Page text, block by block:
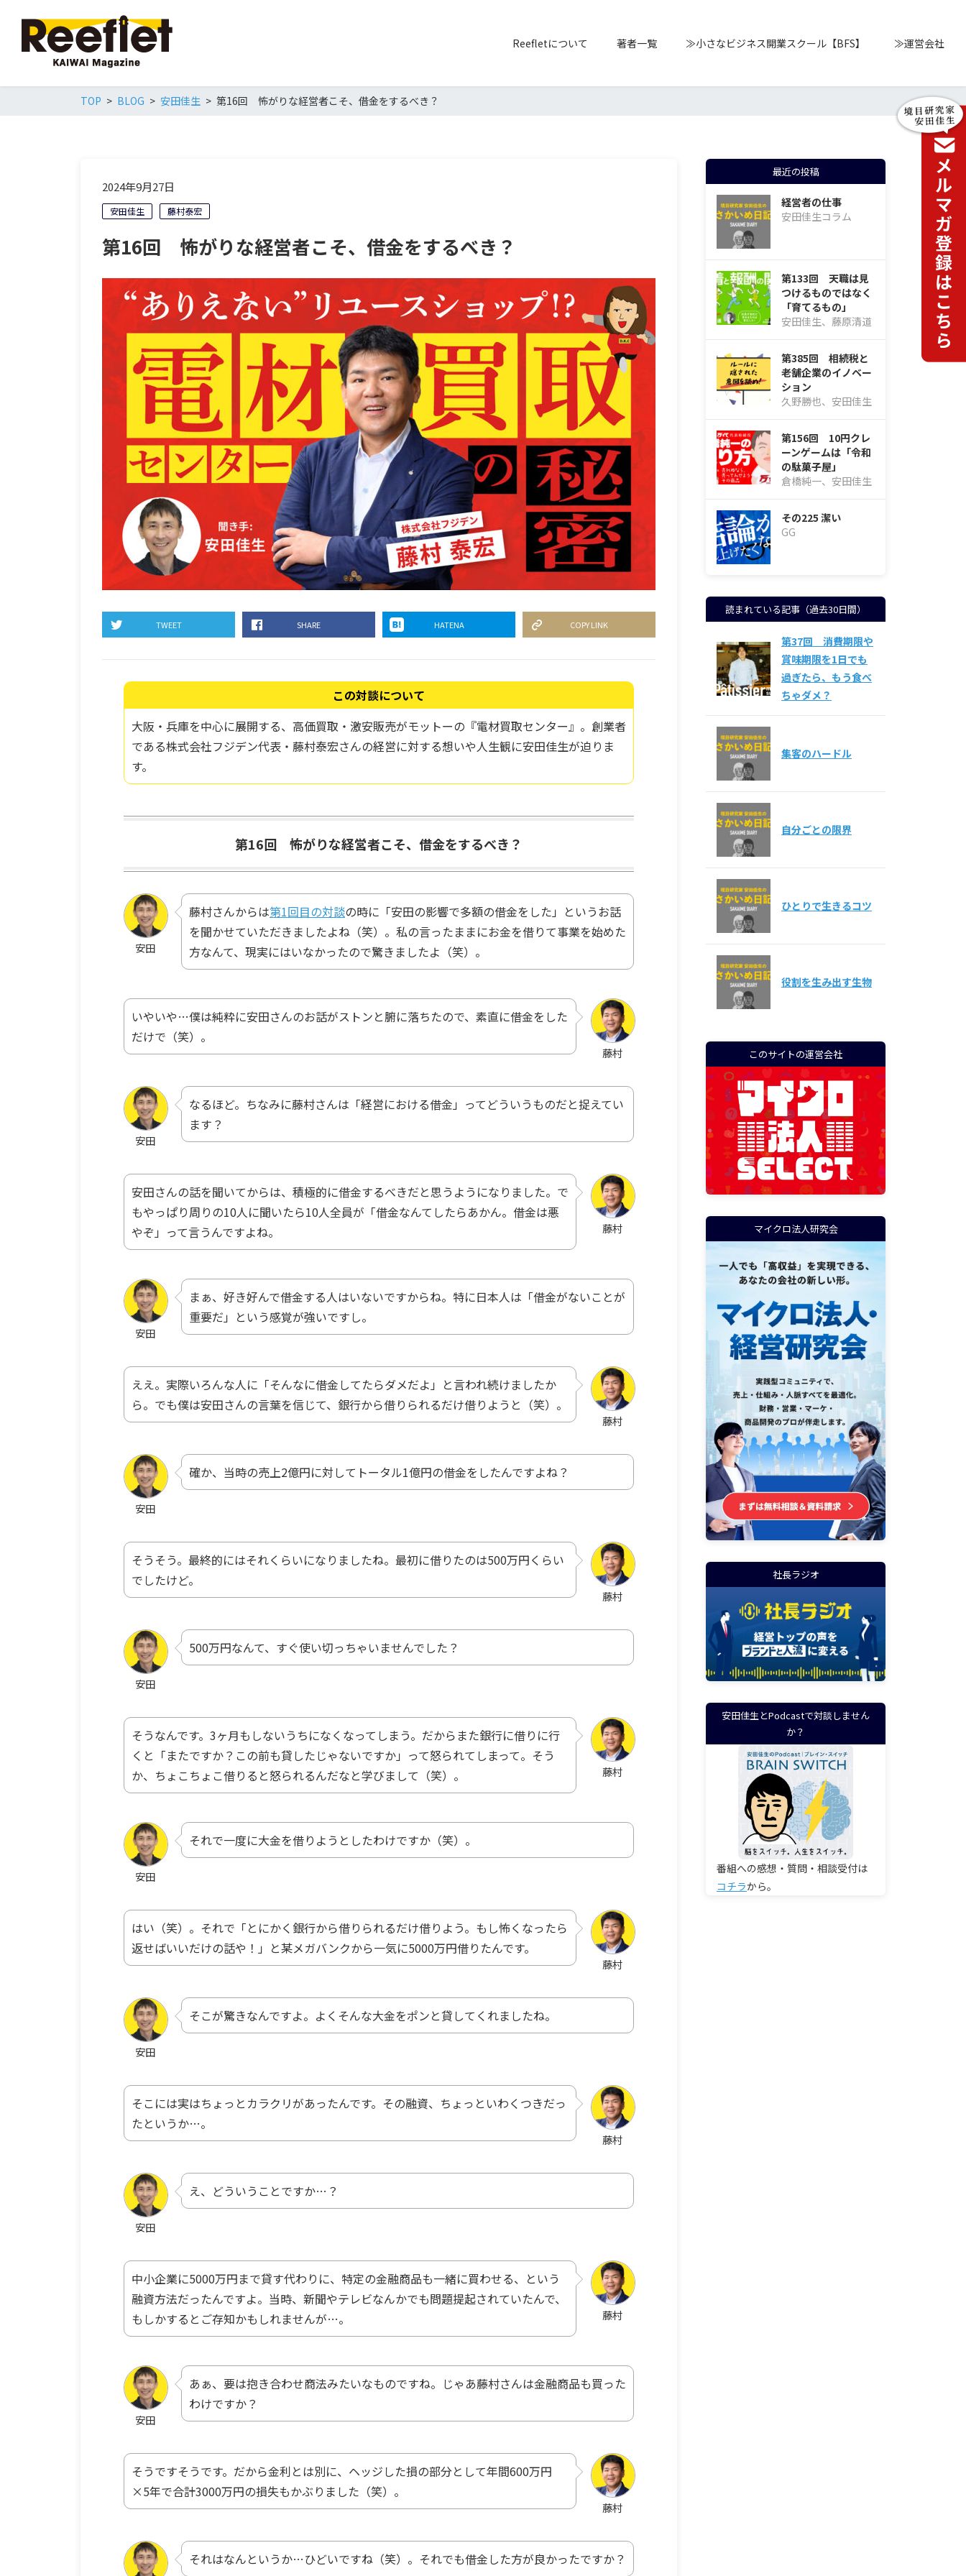
Reefletについて 著者一覧 ≫小さなビジネス開業スクール【BFS】 ≫運営会社
TOP BLOG 安田佳生 第16回 怖がりな経営者こそ、借金をするべき？
2024年9月27日
安田佳生 藤村泰宏
第16回 怖がりな経営者こそ、借金をするべき？
TWEET SHARE HATENA COPY LINK
この対談について
大阪・兵庫を中心に展開する、高価買取・激安販売がモットーの『電材買取センター』。​​創業者
である株式会社フジデン代表・藤村泰宏さんの経営に対する想いや人生観に安田佳生が迫りま
す。
第16回 怖がりな経営者こそ、借金をするべき？
安田
藤村さんからは第1回目の対談の時に「安田の影響で多額の借金をした」というお話
を聞かせていただきましたよね（笑）。私の言ったままにお金を借りて事業を始めた
方なんて、現実にはいなかったので驚きましたよ（笑）。
藤村
いやいや…僕は純粋に安田さんのお話がストンと腑に落ちたので、素直に借金をした
だけで（笑）。
安田
なるほど。ちなみに藤村さんは「経営における借金」ってどういうものだと捉えてい
ます？
藤村
安田さんの話を聞いてからは、積極的に借金するべきだと思うようになりました。で
もやっぱり周りの10人に聞いたら10人全員が「借金なんてしたらあかん。借金は悪
やぞ」って言うんですよね。
安田
まぁ、好き好んで借金する人はいないですからね。特に日本人は「借金がないことが
重要だ」という感覚が強いですし。
藤村
ええ。実際いろんな人に「そんなに借金してたらダメだよ」と言われ続けましたか
ら。でも僕は安田さんの言葉を信じて、銀行から借りられるだけ借りようと（笑）。
安田
確か、当時の売上2億円に対してトータル1億円の借金をしたんですよね？
藤村
そうそう。最終的にはそれくらいになりましたね。最初に借りたのは500万円くらい
でしたけど。
安田
500万円なんて、すぐ使い切っちゃいませんでした？
藤村
そうなんです。3ヶ月もしないうちになくなってしまう。だからまた銀行に借りに行
くと「またですか？この前も貸したじゃないですか」って怒られてしまって。そう
か、ちょこちょこ借りると怒られるんだなと学びまして（笑）。
安田
それで一度に大金を借りようとしたわけですか（笑）。
藤村
はい（笑）。それで「とにかく銀行から借りられるだけ借りよう。もし怖くなったら
返せばいいだけの話や！」と某メガバンクから一気に5000万円借りたんです。
安田
そこが驚きなんですよ。よくそんな大金をポンと貸してくれましたね。
藤村
そこには実はちょっとカラクリがあったんです。その融資、ちょっといわくつきだっ
たというか…。
安田
え、どういうことですか…？
藤村
中小企業に5000万円まで貸す代わりに、特定の金融商品も一緒に買わせる、という
融資方法だったんですよ。当時、新聞やテレビなんかでも問題提起されていたんで、
もしかするとご存知かもしれませんが…。
安田
あぁ、要は抱き合わせ商法みたいなものですね。じゃあ藤村さんは金融商品も買った
わけですか？
藤村
そうですそうです。だから金利とは別に、ヘッジした損の部分として年間600万円
×5年で合計3000万円の損失もかぶりました（笑）。
それはなんというか…ひどいですね（笑）。それでも借金した方が良かったですか？
最近の投稿
経営者の仕事
安田佳生コラム
第133回 天職は見
つけるものではなく
「育てるもの」
安田佳生、藤原清道
第385回 相続税と
老舗企業のイノベー
ション
久野勝也、安田佳生
第156回 10円クレ
ーンゲームは「令和
の駄菓子屋」
倉橋純一、安田佳生
その225 潔い
GG
読まれている記事（過去30日間）
第37回 消費期限や
賞味期限を1日でも
過ぎたら、もう食べ
ちゃダメ？
集客のハードル
自分ごとの限界
ひとりで生きるコツ
役割を生み出す生物
このサイトの運営会社
マイクロ法人研究会
社長ラジオ
安田佳生とPodcastで対談しません
か？
番組への感想・質問・相談受付は
コチラから。